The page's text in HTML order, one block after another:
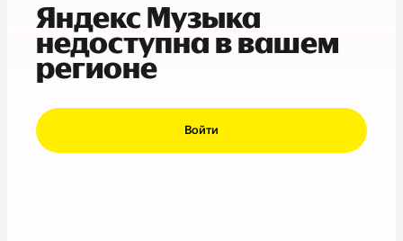
Яндекс Музыка
недоступна в вашем
регионе
Войти